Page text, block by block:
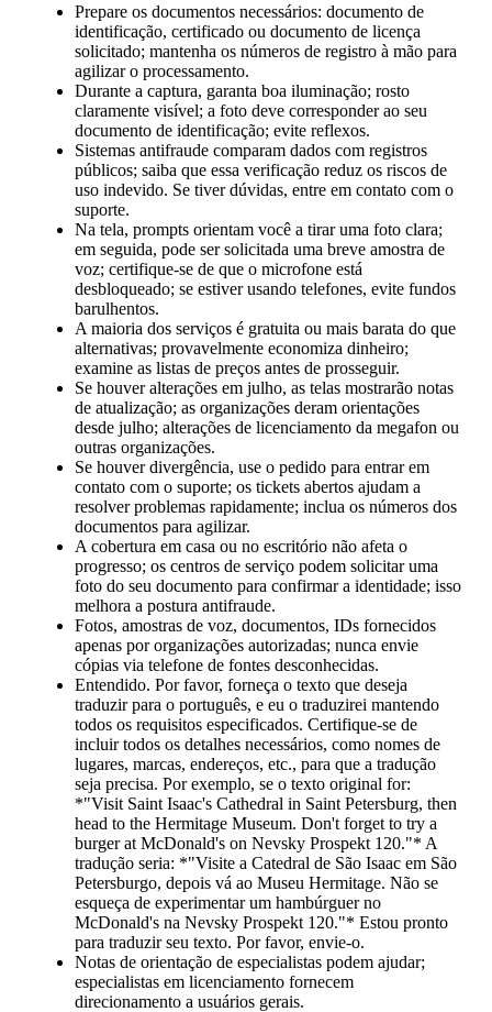
Prepare os documentos necessários: documento de
identificação, certificado ou documento de licença
solicitado; mantenha os números de registro à mão para
agilizar o processamento.
Durante a captura, garanta boa iluminação; rosto
claramente visível; a foto deve corresponder ao seu
documento de identificação; evite reflexos.
Sistemas antifraude comparam dados com registros
públicos; saiba que essa verificação reduz os riscos de
uso indevido. Se tiver dúvidas, entre em contato com o
suporte.
Na tela, prompts orientam você a tirar uma foto clara;
em seguida, pode ser solicitada uma breve amostra de
voz; certifique-se de que o microfone está
desbloqueado; se estiver usando telefones, evite fundos
barulhentos.
A maioria dos serviços é gratuita ou mais barata do que
alternativas; provavelmente economiza dinheiro;
examine as listas de preços antes de prosseguir.
Se houver alterações em julho, as telas mostrarão notas
de atualização; as organizações deram orientações
desde julho; alterações de licenciamento da megafon ou
outras organizações.
Se houver divergência, use o pedido para entrar em
contato com o suporte; os tickets abertos ajudam a
resolver problemas rapidamente; inclua os números dos
documentos para agilizar.
A cobertura em casa ou no escritório não afeta o
progresso; os centros de serviço podem solicitar uma
foto do seu documento para confirmar a identidade; isso
melhora a postura antifraude.
Fotos, amostras de voz, documentos, IDs fornecidos
apenas por organizações autorizadas; nunca envie
cópias via telefone de fontes desconhecidas.
Entendido. Por favor, forneça o texto que deseja
traduzir para o português, e eu o traduzirei mantendo
todos os requisitos especificados. Certifique-se de
incluir todos os detalhes necessários, como nomes de
lugares, marcas, endereços, etc., para que a tradução
seja precisa. Por exemplo, se o texto original for:
*"Visit Saint Isaac's Cathedral in Saint Petersburg, then
head to the Hermitage Museum. Don't forget to try a
burger at McDonald's on Nevsky Prospekt 120."* A
tradução seria: *"Visite a Catedral de São Isaac em São
Petersburgo, depois vá ao Museu Hermitage. Não se
esqueça de experimentar um hambúrguer no
McDonald's na Nevsky Prospekt 120."* Estou pronto
para traduzir seu texto. Por favor, envie-o.
Notas de orientação de especialistas podem ajudar;
especialistas em licenciamento fornecem
direcionamento a usuários gerais.